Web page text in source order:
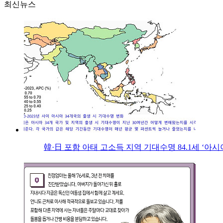
최신뉴스
韓·日 포함 아태 고소득 지역 기대수명 84.1세 ‘아시